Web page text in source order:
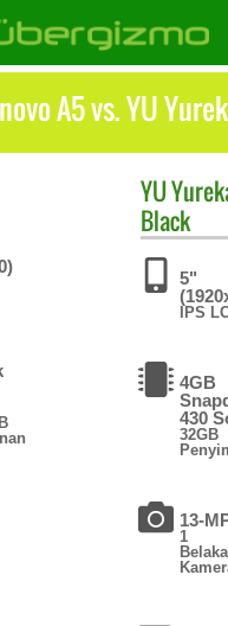
A5 vs. YU
YU
Black
5"
IPS
4GB
430
32GB
13-
1